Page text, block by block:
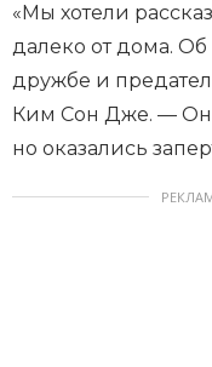
«Мы хотели
далеко от дома.
дружбе и
Ким Сон Дже. —
но оказались